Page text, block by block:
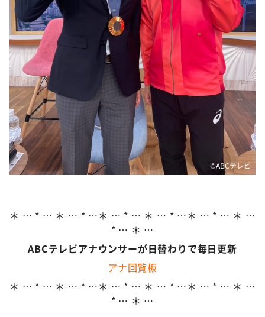
教えて！ニュースライブ 正義のミカタ
ＬＩＦＥ～夢のカタチ～
新婚さんいらっしゃい！
ポツンと一軒家
ザキ山小屋本館
ぺこぱのまるスポ
アナ回覧板
©ABCテレビ
＊ … * … ＊ … * …＊ … * … ＊ … * …＊ … * … ＊ …
* … ＊ …
ABCテレビアナウンサーが日替わりで毎日更新
アナ回覧板
＊ … * … ＊ … * …＊ … * … ＊ … * …＊ … * … ＊ …
* … ＊ …